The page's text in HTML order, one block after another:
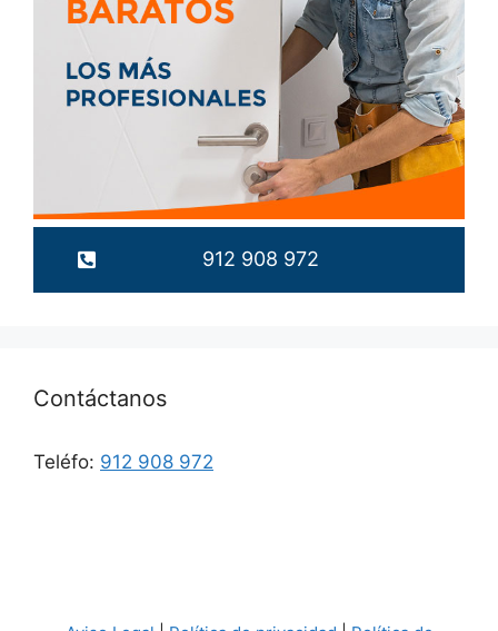
912 908 972
Contáctanos
Teléfo: 912 908 972